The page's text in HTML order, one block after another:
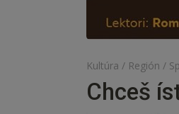
Kultúra / Región /
Chceš